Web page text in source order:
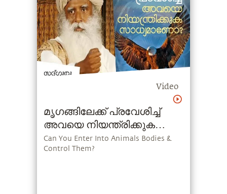
Video
മൃഗങ്ങിലേക്ക് പ്രവേശിച്ച്
അവയെ നിയന്ത്രിക്കുക
സാധ്യമാണോ ?
Can You Enter Into Animals Bodies &
Control Them?